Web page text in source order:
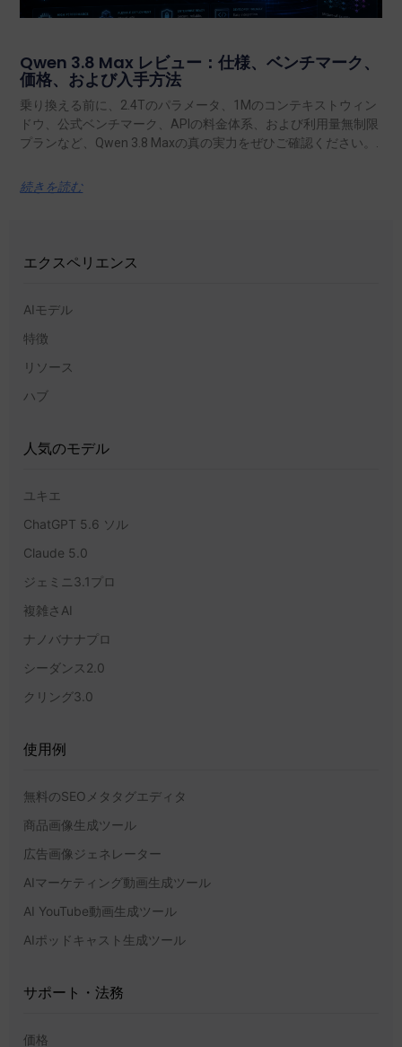
Qwen 3.8 Max レビュー：仕様、ベンチマーク、
価格、および入手方法
乗り換える前に、2.4Tのパラメータ、1Mのコンテキストウィン
ドウ、公式ベンチマーク、APIの料金体系、および利用量無制限
プランなど、Qwen 3.8 Maxの真の実力をぜひご確認ください。.
続きを読む
エクスペリエンス
AIモデル
特徴
リソース
ハブ
人気のモデル
ユキエ
ChatGPT 5.6 ソル
Claude 5.0
ジェミニ3.1プロ
複雑さAI
ナノバナナプロ
シーダンス2.0
クリング3.0
使用例
無料のSEOメタタグエディタ
商品画像生成ツール
広告画像ジェネレーター
AIマーケティング動画生成ツール
AI YouTube動画生成ツール
AIポッドキャスト生成ツール
サポート・法務
価格